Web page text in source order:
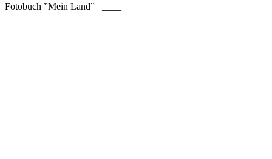
Fotobuch ”Mein Land”